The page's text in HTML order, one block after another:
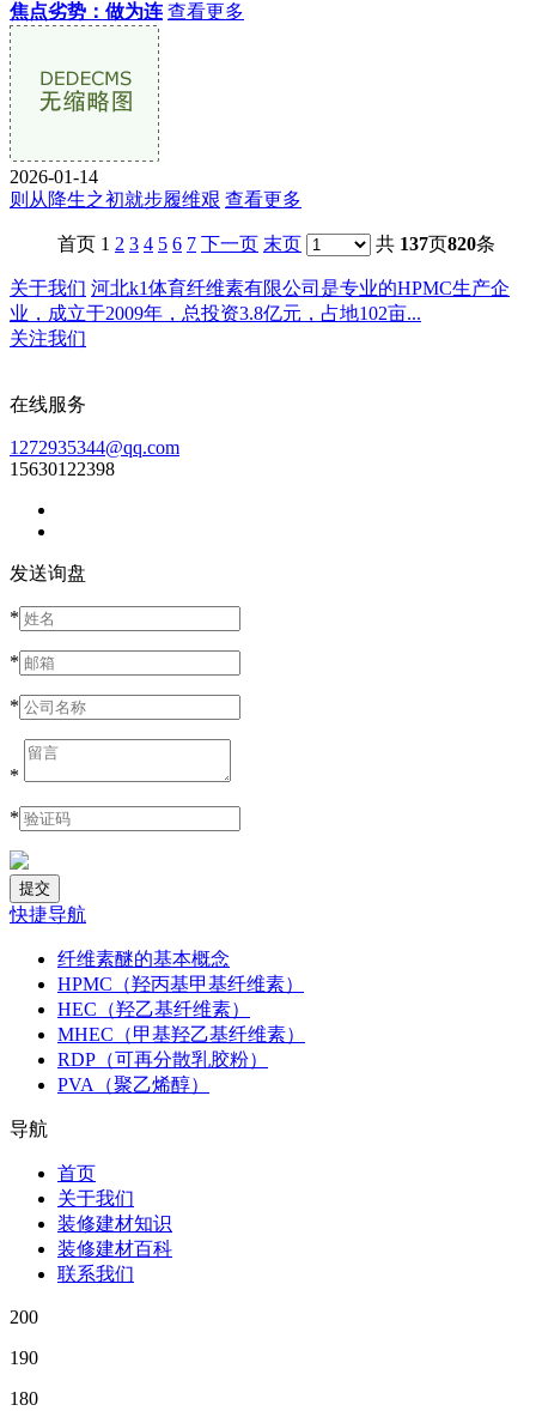
焦点劣势：做为连 查看更多
2026-01-14
则从降生之初就步履维艰 查看更多
首页 1 2 3 4 5 6 7 下一页 末页 共 137页820条
关于我们 河北k1体育纤维素有限公司是专业的HPMC生产企
业，成立于2009年，总投资3.8亿元，占地102亩...
关注我们
在线服务
1272935344@qq.com
15630122398
发送询盘
*
*
*
*
*
快捷导航
纤维素醚的基本概念
HPMC（羟丙基甲基纤维素）
HEC（羟乙基纤维素）
MHEC（甲基羟乙基纤维素）
RDP（可再分散乳胶粉）
PVA（聚乙烯醇）
导航
首页
关于我们
装修建材知识
装修建材百科
联系我们
200
190
180